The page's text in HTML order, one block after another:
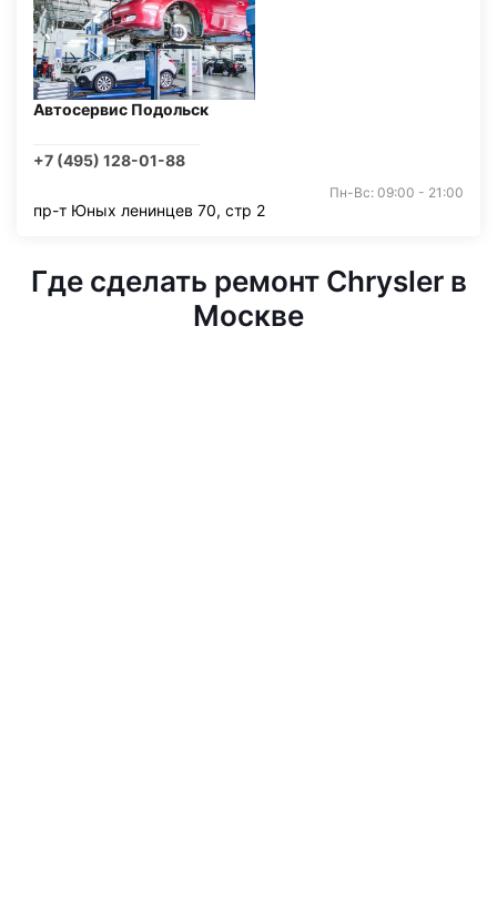
Автосервис Подольск
+7 (495) 128-01-88
Пн-Вс: 09:00 - 21:00
пр-т Юных ленинцев 70, стр 2
Где сделать ремонт Chrysler в
Москве